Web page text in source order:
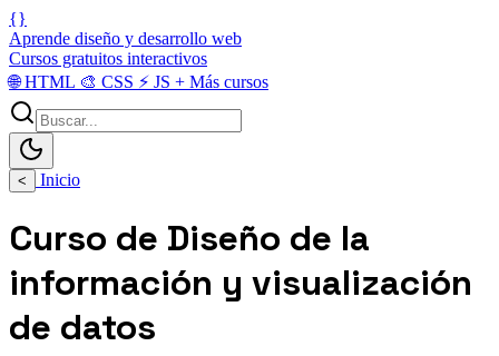
{}
Aprende diseño y desarrollo web
Cursos gratuitos interactivos
🌐HTML 🎨 CSS ⚡ JS + Más cursos
< Inicio
Curso de Diseño de la
información y visualización
de datos